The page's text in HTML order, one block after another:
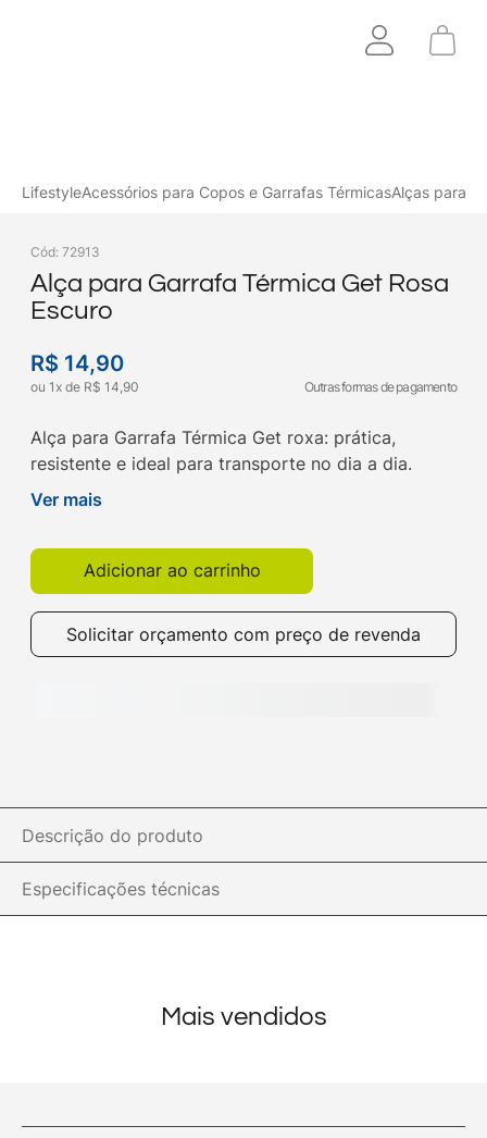
LifestyleAcessórios para Copos e Garrafas TérmicasAlças para
Cód: 72913
Alça para Garrafa Térmica Get Rosa
Escuro
R$ 14,90
ou 1x de R$ 14,90 Outras formas de pagamento
Alça para Garrafa Térmica Get roxa: prática,
resistente e ideal para transporte no dia a dia.
Compre agora na Get com qualidade e ótimo
Ver mais
Adicionar ao carrinho
Solicitar orçamento com preço de revenda
Descrição do produto
Especificações técnicas
Mais vendidos